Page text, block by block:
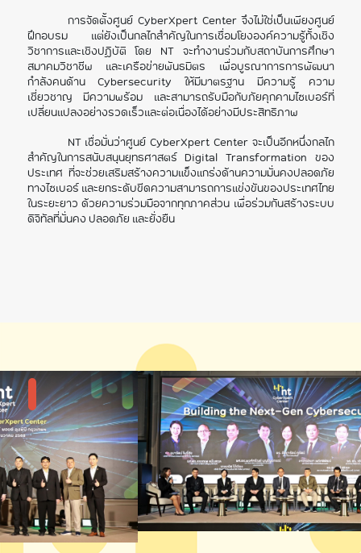
การจัดตั้งศูนย์ CyberXpert Center จึงไม่ใช่เป็นเพียงศูนย์
ฝึกอบรม แต่ยังเป็นกลไกสำคัญในการเชื่อมโยงองค์ความรู้ทั้งเชิง
วิชาการและเชิงปฏิบัติ โดย NT จะทำงานร่วมกับสถาบันการศึกษา
สมาคมวิชาชีพ และเครือข่ายพันธมิตร เพื่อบูรณาการการพัฒนา
กำลังคนด้าน Cybersecurity ให้มีมาตรฐาน มีความรู้ ความ
เชี่ยวชาญ มีความพร้อม และสามารถรับมือกับภัยคุกคามไซเบอร์ที่
เปลี่ยนแปลงอย่างรวดเร็วและต่อเนื่องได้อย่างมีประสิทธิภาพ
NT เชื่อมั่นว่าศูนย์ CyberXpert Center จะเป็นอีกหนึ่งกลไก
สำคัญในการสนับสนุนยุทธศาสตร์ Digital Transformation ของ
ประเทศ ที่จะช่วยเสริมสร้างความแข็งแกร่งด้านความมั่นคงปลอดภัย
ทางไซเบอร์ และยกระดับขีดความสามารถการแข่งขันของประเทศไทย
ในระยะยาว ด้วยความร่วมมือจากทุกภาคส่วน เพื่อร่วมกันสร้างระบบ
ดิจิทัลที่มั่นคง ปลอดภัย และยั่งยืน
แกลลอรี่รูปภาพ